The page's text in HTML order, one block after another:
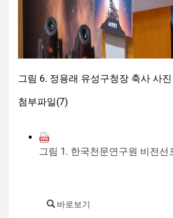
그림 6. 정용래 유성구청장 축사 사진
첨부파일(7)
그림 1. 한국천문연구원 비전선
바로보기